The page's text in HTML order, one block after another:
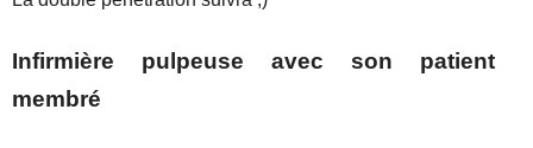
Infirmière pulpeuse avec son patient
membré